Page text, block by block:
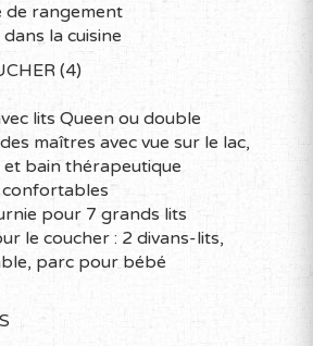
de Montréal, les Cantons-de-l’Est
États-Unis sur plus de 300 km
du Québec.
ses paysages à couper le
culturel anglophone façon
et sa gastronomie régionale.
plein air, la région Cantons-de-
Que ce soit pour ces
vélo, randonnée pédestre,
pour ces lacs et ces
de rangement
la cuisine
(4)
lits Queen ou double
maîtres avec vue sur le lac,
bain thérapeutique
confortables
pour 7 grands lits
le coucher : 2 divans-lits,
parc pour bébé